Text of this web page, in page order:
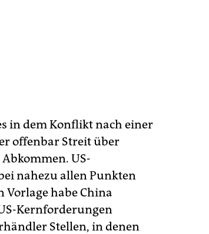
in dem Konflikt nach einer
offenbar Streit über
US-
nahezu allen Punkten
Vorlage habe China
Kernforderungen
Stellen, in denen